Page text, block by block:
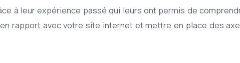
à leur expérience passé qui leurs ont permis de
rapport avec votre site internet et mettre en place des